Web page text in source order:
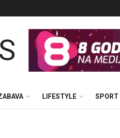
LIFESTYLE SPORT